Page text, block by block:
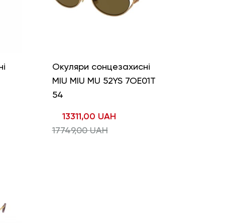
Окуляри сонцезахисні
MIU MIU MU 52YS 7OE01T
54
13311,00 UAH
17749,00UAH